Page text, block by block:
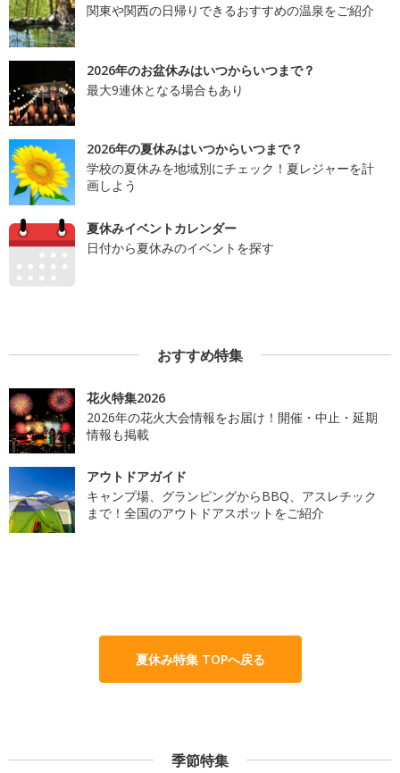
関東や関西の日帰りできるおすすめの温泉をご紹介
2026年のお盆休みはいつからいつまで？
最大9連休となる場合もあり
2026年の夏休みはいつからいつまで？
学校の夏休みを地域別にチェック！夏レジャーを計
画しよう
夏休みイベントカレンダー
日付から夏休みのイベントを探す
おすすめ特集
花火特集2026
2026年の花火大会情報をお届け！開催・中止・延期
情報も掲載
アウトドアガイド
キャンプ場、グランピングからBBQ、アスレチック
まで！全国のアウトドアスポットをご紹介
夏休み特集 TOPへ戻る
季節特集